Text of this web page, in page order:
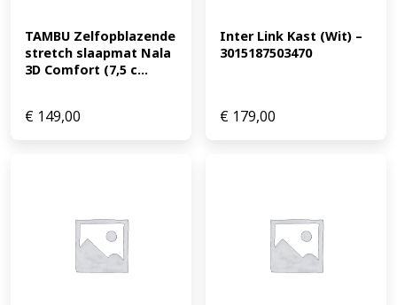
TAMBU Zelfopblazende
stretch slaapmat Nala
3D Comfort (7,5 c...
€ 149,00
Inter Link Kast (Wit) –
3015187503470
€ 179,00